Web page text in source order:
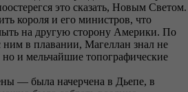
это сказать, Новым Светом.
короля и его министров, что
на другую сторону Америки. По
ним в плавании, Магеллан знал не
и мельчайшие топографические
— была начерчена в Дьепе, в